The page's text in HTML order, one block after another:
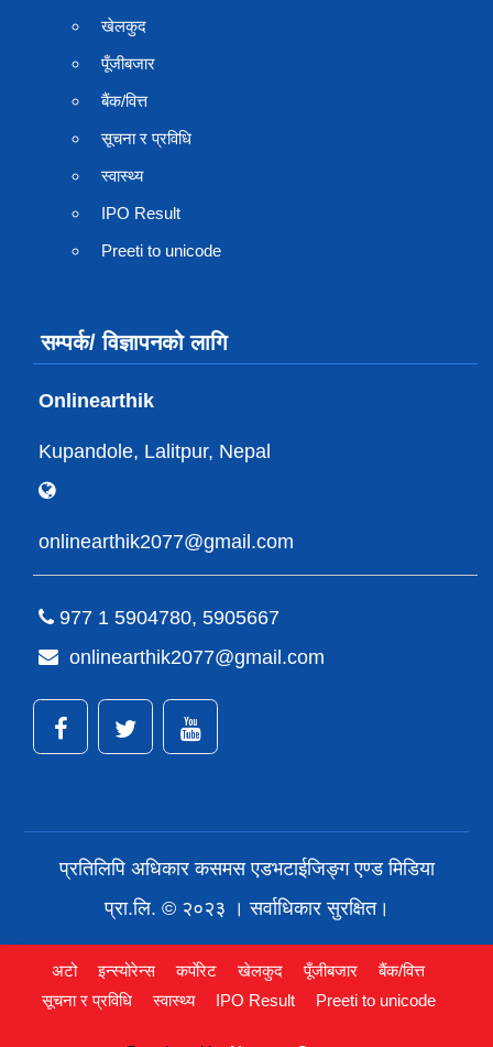
खेलकुद
पूँजीबजार
बैंक/वित्त
सूचना र प्रविधि
स्वास्थ्य
IPO Result
Preeti to unicode
सम्पर्क/ विज्ञापनको लागि
Onlinearthik
Kupandole, Lalitpur, Nepal
onlinearthik2077@gmail.com
977 1 5904780, 5905667
onlinearthik2077@gmail.com
प्रतिलिपि अधिकार कसमस एडभटाईजिङ्ग एण्ड मिडिया
प्रा.लि. © २०२३ । सर्वाधिकार सुरक्षित।
अटो इन्स्योरेन्स कर्पाेरेट खेलकुद पूँजीबजार
बैंक/वित्त
सूचना र प्रविधि
स्वास्थ्य IPO Result Preeti to unicode